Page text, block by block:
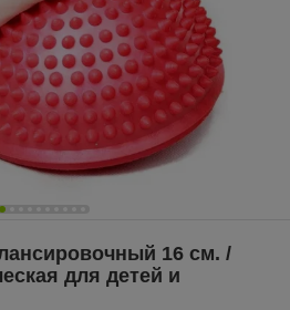
16 см. /
для детей и